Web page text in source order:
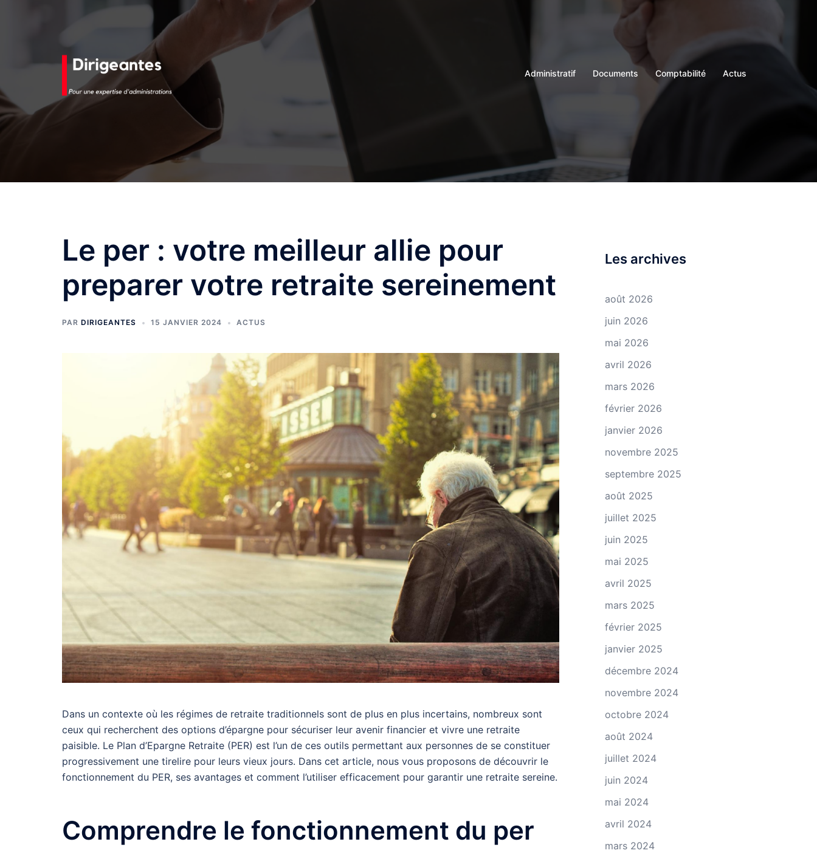
Administratif Documents Comptabilité Actus
Le per : votre meilleur allie pour
preparer votre retraite sereinement
PAR DIRIGEANTES 15 JANVIER 2024 ACTUS
Dans un contexte où les régimes de retraite traditionnels sont de plus en plus incertains, nombreux sont
ceux qui recherchent des options d’épargne pour sécuriser leur avenir financier et vivre une retraite
paisible. Le Plan d’Epargne Retraite (PER) est l’un de ces outils permettant aux personnes de se constituer
progressivement une tirelire pour leurs vieux jours. Dans cet article, nous vous proposons de découvrir le
fonctionnement du PER, ses avantages et comment l’utiliser efficacement pour garantir une retraite sereine.
Comprendre le fonctionnement du per
Les archives
août 2026
juin 2026
mai 2026
avril 2026
mars 2026
février 2026
janvier 2026
novembre 2025
septembre 2025
août 2025
juillet 2025
juin 2025
mai 2025
avril 2025
mars 2025
février 2025
janvier 2025
décembre 2024
novembre 2024
octobre 2024
août 2024
juillet 2024
juin 2024
mai 2024
avril 2024
mars 2024